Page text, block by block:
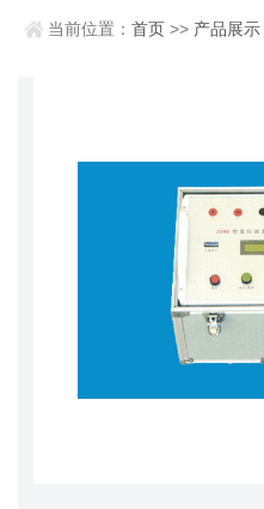
当前位置：首页 >> 产品展示